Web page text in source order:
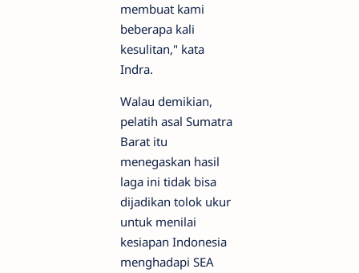
membuat kami
beberapa kali
kesulitan," kata
Indra.
Walau demikian,
pelatih asal Sumatra
Barat itu
menegaskan hasil
laga ini tidak bisa
dijadikan tolok ukur
untuk menilai
kesiapan Indonesia
menghadapi SEA